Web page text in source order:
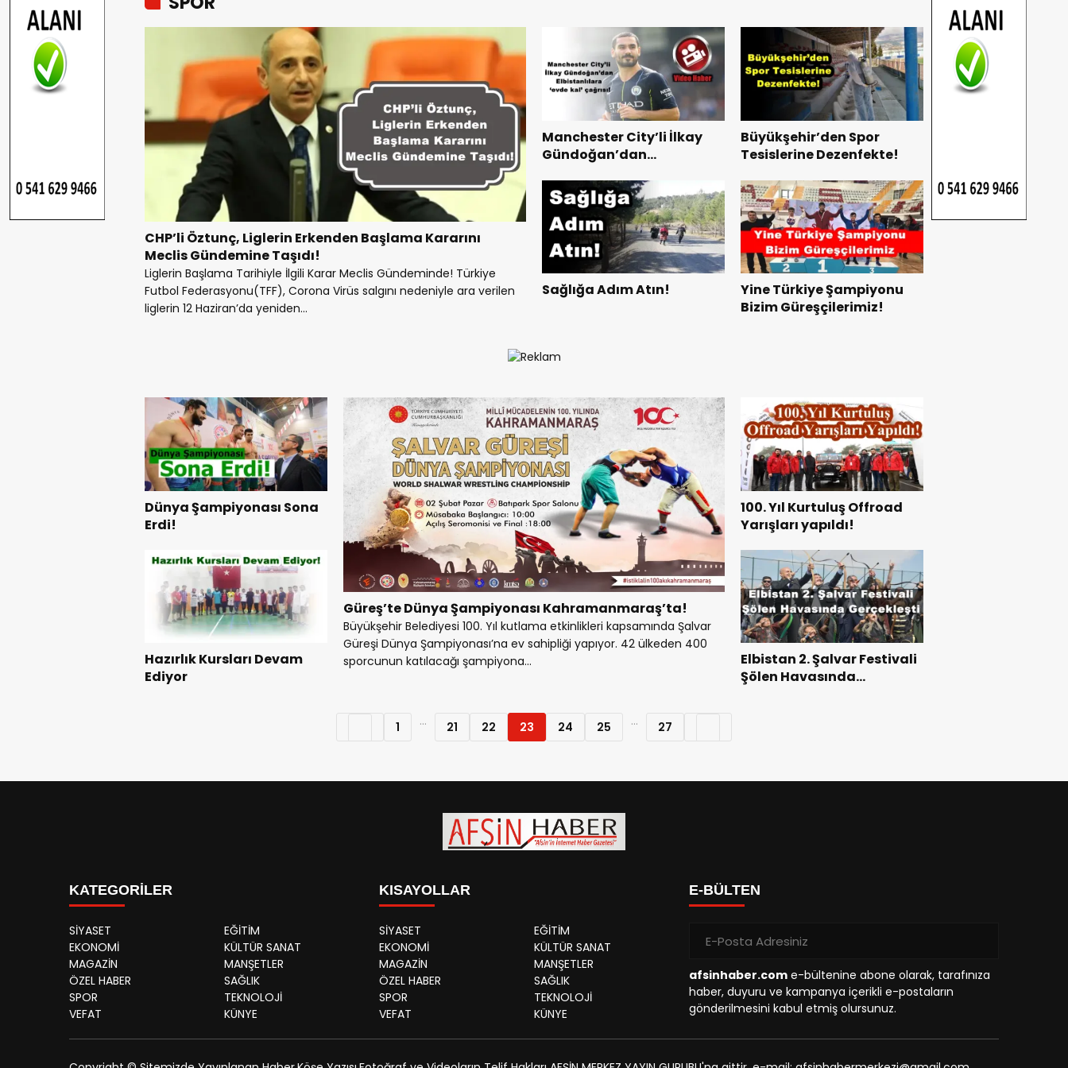
CHP’li Öztunç, Liglerin Erkenden Başlama Kararını
Meclis Gündemine Taşıdı!
Liglerin Başlama Tarihiyle İlgili Karar Meclis Gündeminde! Türkiye
Futbol Federasyonu(TFF), Corona Virüs salgını nedeniyle ara verilen
liglerin 12 Haziran’da yeniden...
Manchester City’li İlkay
Gündoğan’dan
çağrısı!
Büyükşehir’den Spor
Tesislerine Dezenfekte!
Sağlığa Adım Atın!
Yine Türkiye Şampiyonu
Bizim Güreşçilerimiz!
Dünya Şampiyonası Sona
Erdi!
Güreş’te Dünya Şampiyonası Kahramanmaraş’ta!
Büyükşehir Belediyesi 100. Yıl kutlama etkinlikleri kapsamında Şalvar
Güreşi Dünya Şampiyonası’na ev sahipliği yapıyor. 42 ülkeden 400
sporcunun katılacağı şampiyona...
100. Yıl Kurtuluş Offroad
Yarışları yapıldı!
Hazırlık Kursları Devam
Ediyor
Elbistan 2. Şalvar Festivali
Şölen Havasında
1 ... 21 22 23 24 25 ... 27
KATEGORİLER
SİYASET
EĞİTİM
EKONOMİ
KÜLTÜR SANAT
MAGAZİN
MANŞETLER
ÖZEL HABER
SAĞLIK
SPOR
TEKNOLOJİ
VEFAT
KÜNYE
KISAYOLLAR
SİYASET
EĞİTİM
EKONOMİ
KÜLTÜR SANAT
MAGAZİN
MANŞETLER
ÖZEL HABER
SAĞLIK
SPOR
TEKNOLOJİ
VEFAT
KÜNYE
E-BÜLTEN
afsinhaber.com e-bültenine abone olarak, tarafınıza
haber, duyuru ve kampanya içerikli e-postaların
gönderilmesini kabul etmiş olursunuz.